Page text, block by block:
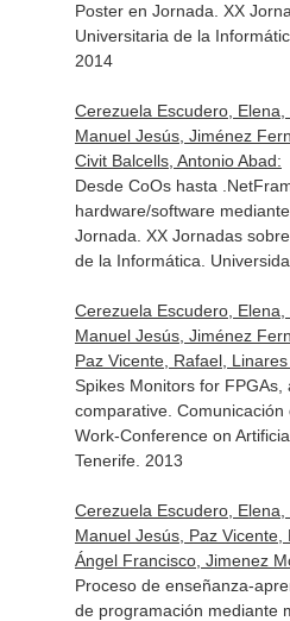
Poster en Jornada. XX
Universitaria de la
2014
Cerezuela Escudero,
Manuel Jesús, Jiménez
Civit Balcells, Antonio Abad:
Desde CoOs hasta
hardware/software
Jornada. XX Jornadas
de la Informática.
Cerezuela Escudero,
Manuel Jesús, Jiménez
Paz Vicente, Rafael,
Spikes Monitors for FPGAs,
comparative.
Work-Conference on
Tenerife. 2013
Cerezuela Escudero,
Manuel Jesús, Paz Vicente,
Ángel Francisco, Jimenez
Proceso de enseñanza-
de programación mediante